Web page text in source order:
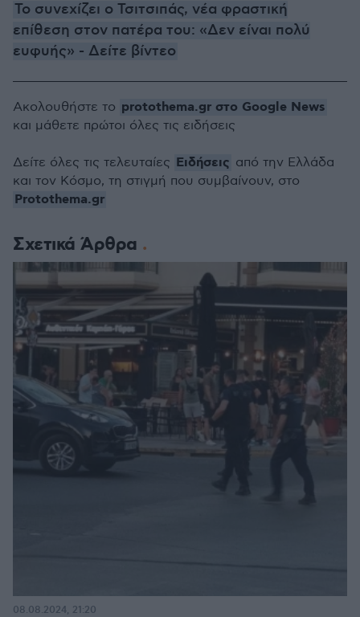
Το συνεχίζει ο Τσιτσιπάς, νέα φραστική
επίθεση στον πατέρα του: «Δεν είναι πολύ
ευφυής» - Δείτε βίντεο
Σχετικά Άρθρα
08.08.2024, 21:20
Ακολουθήστε το protothema.gr στο Google News
και μάθετε πρώτοι όλες τις ειδήσεις
Δείτε όλες τις τελευταίες Ειδήσεις από την Ελλάδα
και τον Κόσμο, τη στιγμή που συμβαίνουν, στο
Protothema.gr